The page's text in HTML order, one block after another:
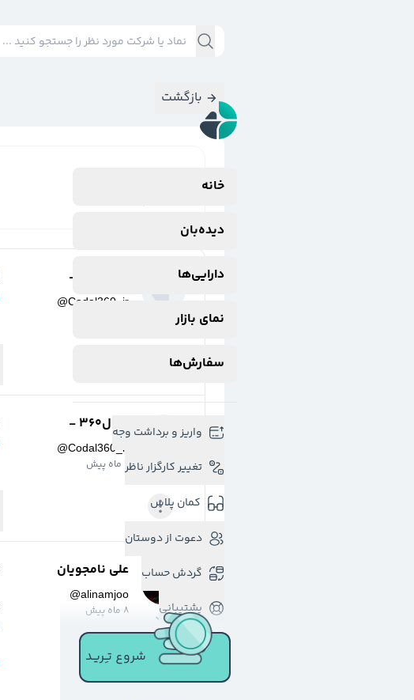
خانه
دیده‌بان
دارایی‌ها
نمای بازار
سفارش‌ها
واریز و برداشت وجه
تغییر کارگزار ناظر
کمان پلاس
دعوت از دوستان
گردش حساب
پشتیبانی
شروع تـِـریـد
بازگشت
@Codal360_ir
کدال۳۶۰ -
@Codal360_ir
2 ماه پیش
علی نامجویان
@alinamjoo
8 ماه پیش